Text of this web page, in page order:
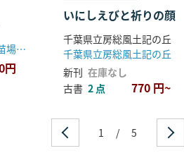
津南町教育委員会 苗場山麓ジオパーク振興協議会
円
いにしえびと祈りの顔
千葉県立房総風土記の丘
千葉県立房総風土記の丘
新刊 在庫なし
古書 2 点 770 円~
1 / 5